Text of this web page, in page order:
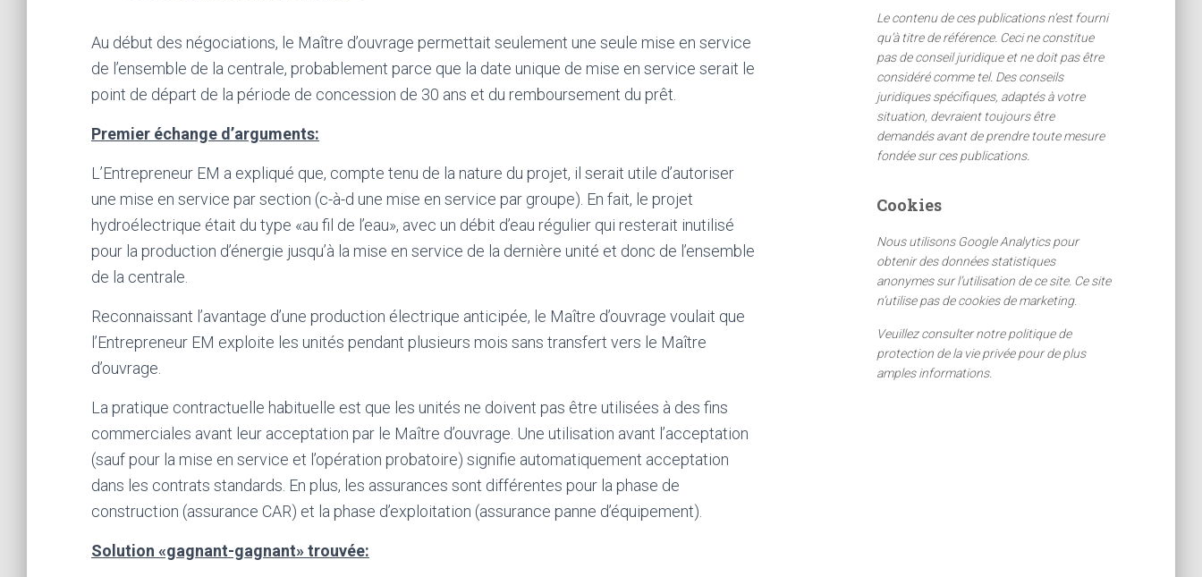
Au début des négociations, le Maître d’ouvrage permettait seulement une seule mise en service
de l’ensemble de la centrale, probablement parce que la date unique de mise en service serait le
point de départ de la période de concession de 30 ans et du remboursement du prêt.
Premier échange d’arguments:
L’Entrepreneur EM a expliqué que, compte tenu de la nature du projet, il serait utile d’autoriser
une mise en service par section (c-à-d une mise en service par groupe). En fait, le projet
hydroélectrique était du type «au fil de l’eau», avec un débit d’eau régulier qui resterait inutilisé
pour la production d’énergie jusqu’à la mise en service de la dernière unité et donc de l’ensemble
de la centrale.
Reconnaissant l’avantage d’une production électrique anticipée, le Maître d’ouvrage voulait que
l’Entrepreneur EM exploite les unités pendant plusieurs mois sans transfert vers le Maître
d’ouvrage.
La pratique contractuelle habituelle est que les unités ne doivent pas être utilisées à des fins
commerciales avant leur acceptation par le Maître d’ouvrage. Une utilisation avant l’acceptation
(sauf pour la mise en service et l’opération probatoire) signifie automatiquement acceptation
dans les contrats standards. En plus, les assurances sont différentes pour la phase de
construction (assurance CAR) et la phase d’exploitation (assurance panne d’équipement).
Solution «gagnant-gagnant» trouvée:
e
r
:
Le contenu de ces publications n’est fourni
qu’à titre de référence. Ceci ne constitue
pas de conseil juridique et ne doit pas être
considéré comme tel. Des conseils
juridiques spécifiques, adaptés à votre
situation, devraient toujours être
demandés avant de prendre toute mesure
fondée sur ces publications.
Cookies
Nous utilisons Google Analytics pour
obtenir des données statistiques
anonymes sur l’utilisation de ce site. Ce site
n’utilise pas de cookies de marketing.
Veuillez consulter notre politique de
protection de la vie privée pour de plus
amples informations.